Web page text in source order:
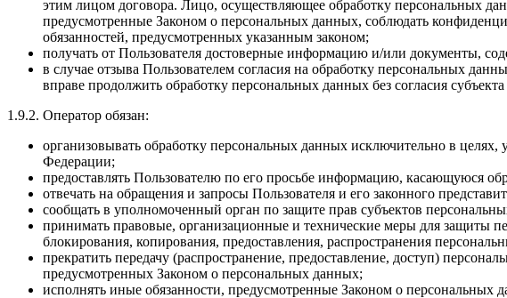
этим лицом договора. Лицо, осуществляющее обработку персональных
предусмотренные Законом о персональных данных, соблюдать
обязанностей, предусмотренных указанным законом;
получать от Пользователя достоверные информацию и/или документы,
в случае отзыва Пользователем согласия на обработку персональных
вправе продолжить обработку персональных данных без согласия
1.9.2. Оператор обязан:
организовывать обработку персональных данных исключительно в
Федерации;
предоставлять Пользователю по его просьбе информацию, касающуюся
отвечать на обращения и запросы Пользователя и его законного
сообщать в уполномоченный орган по защите прав субъектов
принимать правовые, организационные и технические меры для защиты
блокирования, копирования, предоставления, распространения
прекратить передачу (распространение, предоставление, доступ)
предусмотренных Законом о персональных данных;
исполнять иные обязанности, предусмотренные Законом о персональных